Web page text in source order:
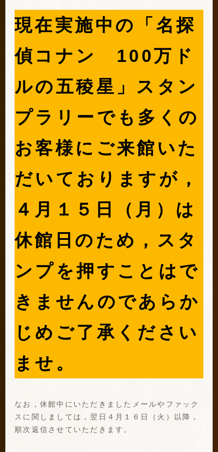
現在実施中の「名探
偵コナン 100万ド
ルの五稜星」スタン
プラリーでも多くの
お客様にご来館いた
だいておりますが，
４月１５日（月）は
休館日のため，スタ
ンプを押すことはで
きませんのであらか
じめご了承ください
ませ。
なお，休館中にいただきましたメールやファック
スに関しましては，翌日４月１６日（火）以降，
順次返信させていただきます。